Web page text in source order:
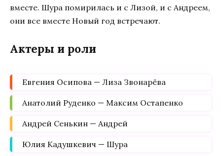
вместе. Шура помирилась и с Лизой, и с Андреем,
они все вместе Новый год встречают.
Актеры и роли
Евгения Осипова — Лиза Звонарёва
Анатолий Руденко — Максим Остапенко
Андрей Сенькин — Андрей
Юлия Кадушкевич — Шура